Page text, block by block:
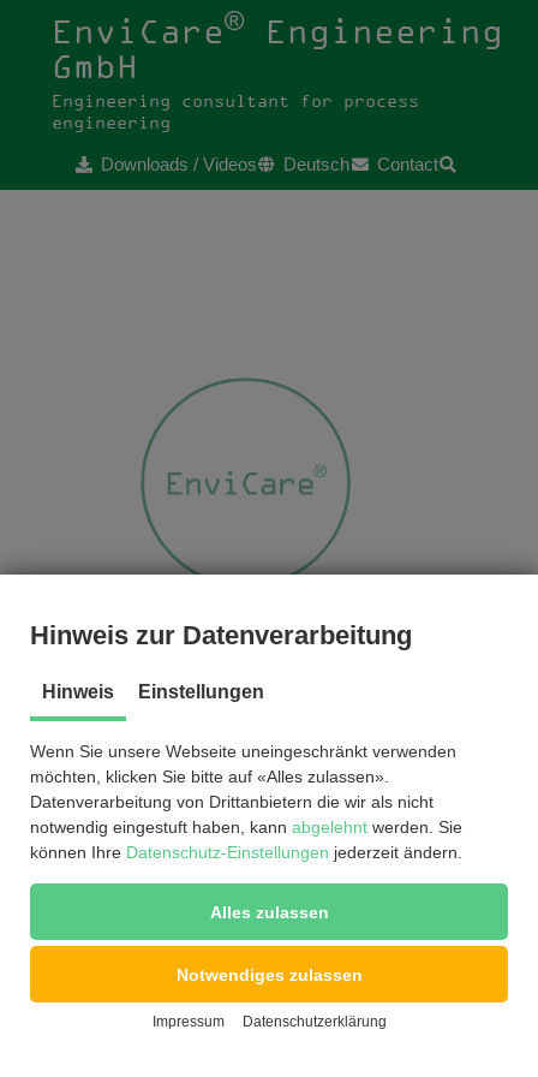
Hinweis zur Datenverarbeitung
Hinweis Einstellungen
Wenn Sie unsere Webseite uneingeschränkt verwenden
möchten, klicken Sie bitte auf «Alles zulassen».
Datenverarbeitung von Drittanbietern die wir als nicht
notwendig eingestuft haben, kann abgelehnt werden. Sie
können Ihre Datenschutz-Einstellungen jederzeit ändern.
Alles zulassen
Notwendiges zulassen
Impressum Datenschutzerklärung
EnviCare®Engineering
GmbH
Engineering consultant for process
engineering
Downloads / Videos Deutsch Contact
© byEnviCare®Engineering GmbH 2026
AGB|Datenschutzerklärung
Impressum